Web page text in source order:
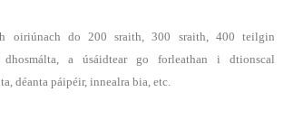
oiriúnach do 200 sraith, 300 sraith, 400 teilgin
dhosmálta, a úsáidtear go forleathan i dtionscal
déanta páipéir, innealra bia, etc.